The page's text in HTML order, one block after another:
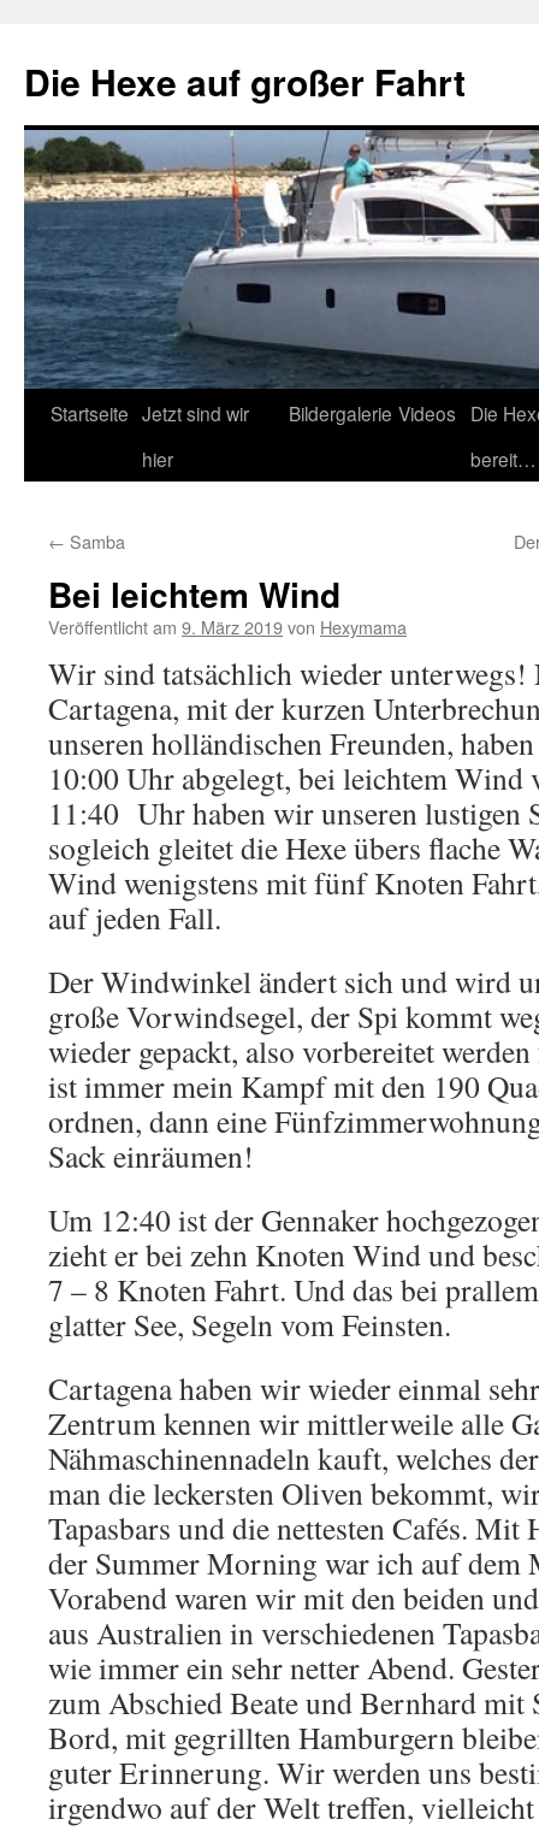
springen
Die Hexe auf großer Fahrt
Startseite Jetzt sind wir
hier
Bildergalerie Videos
Die
bereit…
← Samba
Bei leichtem Wind
Veröffentlicht am 9. März 2019von Hexymama
Wir sind tatsächlich wieder unterwegs!
Cartagena, mit der kurzen
unseren holländischen Freunden,
10:00 Uhr abgelegt, bei leichtem Wind
11:40 Uhr haben wir unseren lustigen
sogleich gleitet die Hexe übers flache
Wind wenigstens mit fünf Knoten
auf jeden Fall.
Der Windwinkel ändert sich und wird
große Vorwindsegel, der Spi kommt
wieder gepackt, also vorbereitet
ist immer mein Kampf mit den 190
ordnen, dann eine
Sack einräumen!
Um 12:40 ist der Gennaker
zieht er bei zehn Knoten Wind und
7 – 8 Knoten Fahrt. Und das bei
glatter See, Segeln vom Feinsten.
Cartagena haben wir wieder einmal
Zentrum kennen wir mittlerweile alle
Nähmaschinennadeln kauft, welches
man die leckersten Oliven bekommt,
Tapasbars und die nettesten Cafés. Mit
der Summer Morning war ich auf dem
Vorabend waren wir mit den beiden
aus Australien in verschiedenen
wie immer ein sehr netter Abend.
zum Abschied Beate und Bernhard mit
Bord, mit gegrillten Hamburgern
guter Erinnerung. Wir werden uns
irgendwo auf der Welt treffen,